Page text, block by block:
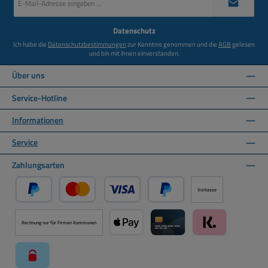
Mail-
Datenschutz
Ich habe die Datenschutzbestimmungenzur Kenntnis genommen und dieAGBgelesen
und bin mit ihnen einverstanden.
Über uns
Service-Hotline
Informationen
Service
Zahlungsarten
PayPal Kredit- oder Debitkarte über PayPal
Später Bezahlen über PayPal
Vorkasse
Rechnung nur für Firmen Kommunen